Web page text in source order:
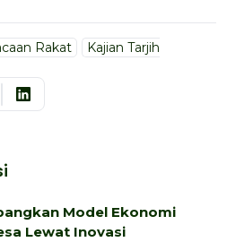
Rakat
Kajian Tarjih
Model Ekonomi
Lewat Inovasi